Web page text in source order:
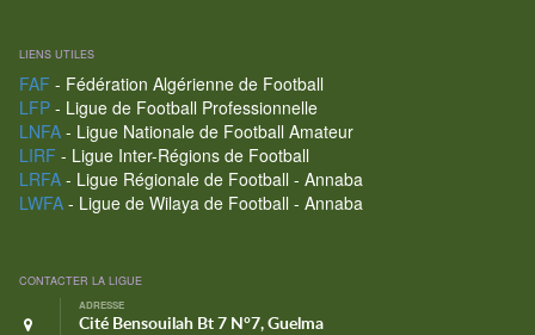
LIENS UTILES
FAF - Fédération Algérienne de Football
LFP- Ligue de Football Professionnelle
LNFA- Ligue Nationale de Football Amateur
LIRF - Ligue Inter-Régions de Football
LRFA- Ligue Régionale de Football - Annaba
LWFA- Ligue de Wilaya de Football - Annaba
CONTACTER LA LIGUE
ADRESSE
Cité Bensouilah Bt 7 N°7, Guelma